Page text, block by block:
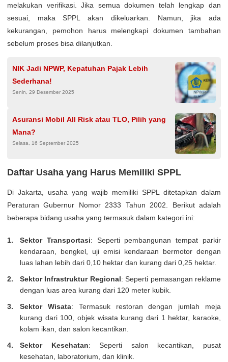
melakukan verifikasi. Jika semua dokumen telah lengkap dan
sesuai, maka SPPL akan dikeluarkan. Namun, jika ada
kekurangan, pemohon harus melengkapi dokumen tambahan
sebelum proses bisa dilanjutkan.
NIK Jadi NPWP, Kepatuhan Pajak Lebih
Sederhana!
Senin, 29 Desember 2025
Asuransi Mobil All Risk atau TLO, Pilih yang
Mana?
Selasa, 16 September 2025
Daftar Usaha yang Harus Memiliki SPPL
Di Jakarta, usaha yang wajib memiliki SPPL ditetapkan dalam
Peraturan Gubernur Nomor 2333 Tahun 2002. Berikut adalah
beberapa bidang usaha yang termasuk dalam kategori ini:
Sektor Transportasi: Seperti pembangunan tempat parkir
kendaraan, bengkel, uji emisi kendaraan bermotor dengan
luas lahan lebih dari 0,10 hektar dan kurang dari 0,25 hektar.
Sektor Infrastruktur Regional: Seperti pemasangan reklame
dengan luas area kurang dari 120 meter kubik.
Sektor Wisata: Termasuk restoran dengan jumlah meja
kurang dari 100, objek wisata kurang dari 1 hektar, karaoke,
kolam ikan, dan salon kecantikan.
Sektor Kesehatan: Seperti salon kecantikan, pusat
kesehatan, laboratorium, dan klinik.